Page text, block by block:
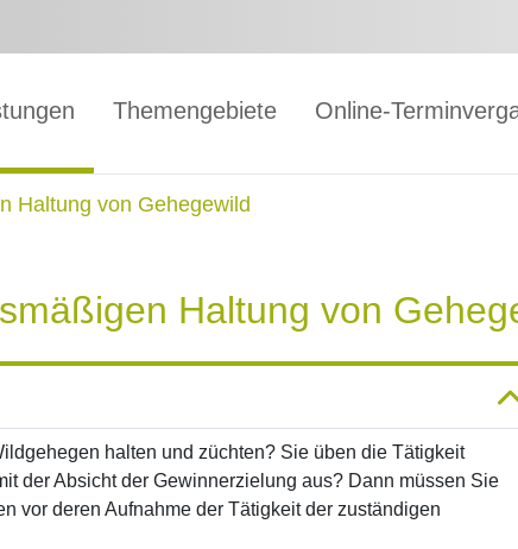
Themengebiete Online-
Haltung von Gehegewild
Haltung von
halten und züchten? Sie üben die Tätigkeit
der Absicht der Gewinnerzielung aus? Dann müssen Sie
vor deren Aufnahme der Tätigkeit der zuständigen